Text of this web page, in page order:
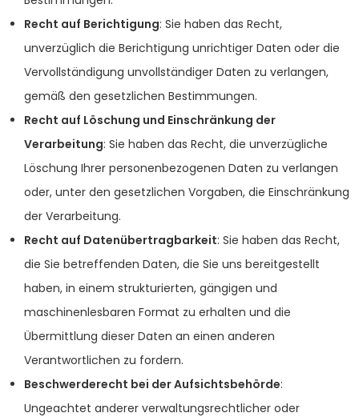
Recht auf Berichtigung: Sie haben das Recht,
unverzüglich die Berichtigung unrichtiger Daten oder die
Vervollständigung unvollständiger Daten zu verlangen,
gemäß den gesetzlichen Bestimmungen.
Recht auf Löschung und Einschränkung der
Verarbeitung: Sie haben das Recht, die unverzügliche
Löschung Ihrer personenbezogenen Daten zu verlangen
oder, unter den gesetzlichen Vorgaben, die Einschränkung
der Verarbeitung.
Recht auf Datenübertragbarkeit: Sie haben das Recht,
die Sie betreffenden Daten, die Sie uns bereitgestellt
haben, in einem strukturierten, gängigen und
maschinenlesbaren Format zu erhalten und die
Übermittlung dieser Daten an einen anderen
Verantwortlichen zu fordern.
Beschwerderecht bei der Aufsichtsbehörde:
Ungeachtet anderer verwaltungsrechtlicher oder